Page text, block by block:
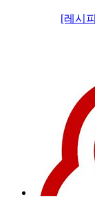
[레시